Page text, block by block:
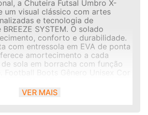
a Chuteira Futsal Umbro X-
um visual clássico com artes
e tecnologia de
SYSTEM. O solado
conforto e durabilidade.
com entressola em EVA de ponta
amortecimento a cada
de sola em borracha com função
- SINTETICO FORRO: 100% -
90% - EVA 10% -
VER MAIS